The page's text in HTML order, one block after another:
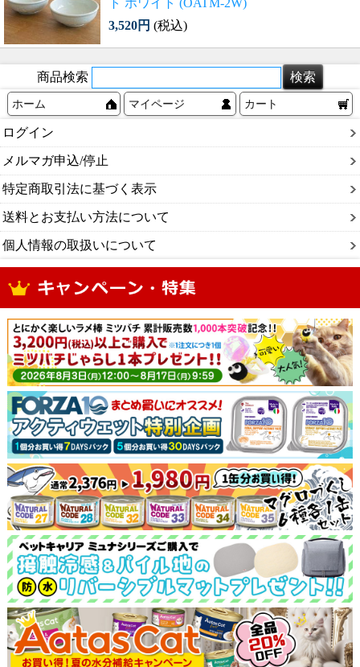
ト ホワイト (OATM-2W)
3,520円 (税込)
商品検索
ホーム マイページ カート
ログイン
メルマガ申込/停止
特定商取引法に基づく表示
送料とお支払い方法について
個人情報の取扱いについて